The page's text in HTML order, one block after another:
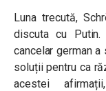
Luna trecută,
discuta cu
cancelar german a
soluții pentru ca
acestei